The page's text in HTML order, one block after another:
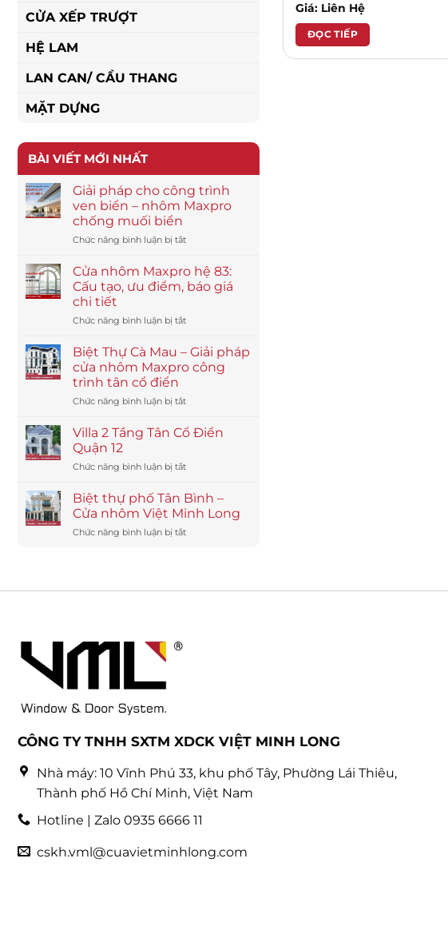
CỬA XẾP TRƯỢT
HỆ LAM
LAN CAN/ CẦU THANG
MẶT DỰNG
BÀI VIẾT MỚI NHẤT
Giải pháp cho công trình
ven biển – nhôm Maxpro
chống muối biển
Chức năng bình luận bị tắtở
pháp
cho
công
ven
nhôm
Maxpro
muối
Cửa nhôm Maxpro hệ 83:
Cấu tạo, ưu điểm, báo giá
chi tiết
Chức năng bình luận bị tắtở
nhôm
Maxpro
hệ
Cấu
ưu
giá
tiết
Biệt Thự Cà Mau – Giải pháp
cửa nhôm Maxpro công
trình tân cổ điển
Chức năng bình luận bị tắtở
Thự
–
pháp
cửa
Maxpro
cổ
Villa 2 Tầng Tân Cổ Điển
Quận 12
Chức năng bình luận bị tắtở
2
Tầng
Tân
Cổ
Biệt thự phố Tân Bình –
Cửa nhôm Việt Minh Long
Chức năng bình luận bị tắtở
Giá: Liên Hệ
ĐỌC TIẾP
CÔNG TY TNHH SXTM XDCK VIỆT MINH LONG
Nhà máy: 10 Vĩnh Phú 33, khu phố Tây, Phường Lái Thiêu,
Thành phố Hồ Chí Minh, Việt Nam
Hotline | Zalo 0935 6666 11
cskh.vml@cuavietminhlong.com